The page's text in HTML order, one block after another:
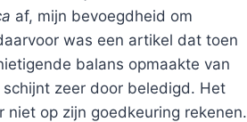
af, mijn bevoegdheid om
was een artikel dat toen
balans opmaakte van
zeer door beledigd. Het
op zijn goedkeuring rekenen.